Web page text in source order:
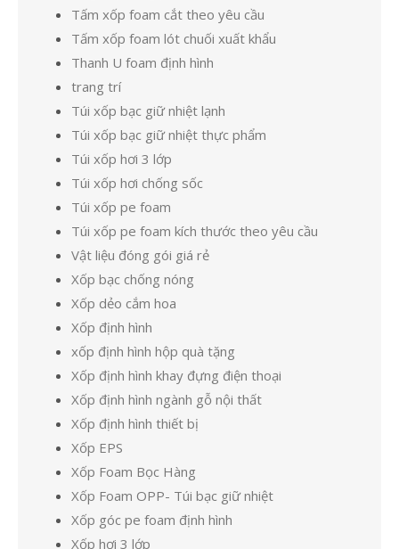
Tấm xốp foam cắt theo yêu cầu
Tấm xốp foam lót chuối xuất khẩu
Thanh U foam định hình
trang trí
Túi xốp bạc giữ nhiệt lạnh
Túi xốp bạc giữ nhiệt thực phẩm
Túi xốp hơi 3 lớp
Túi xốp hơi chống sốc
Túi xốp pe foam
Túi xốp pe foam kích thước theo yêu cầu
Vật liệu đóng gói giá rẻ
Xốp bạc chống nóng
Xốp dẻo cắm hoa
Xốp định hình
xốp định hình hộp quà tặng
Xốp định hình khay đựng điện thoại
Xốp định hình ngành gỗ nội thất
Xốp định hình thiết bị
Xốp EPS
Xốp Foam Bọc Hàng
Xốp Foam OPP- Túi bạc giữ nhiệt
Xốp góc pe foam định hình
Xốp hơi 3 lớp